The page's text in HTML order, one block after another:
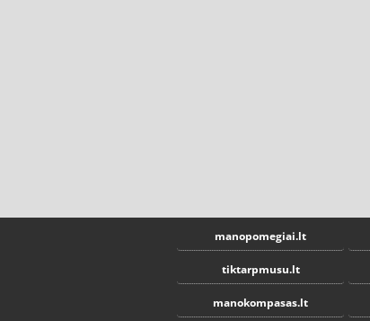
manopomegiai.lt
tiktarpmusu.lt
manokompasas.lt